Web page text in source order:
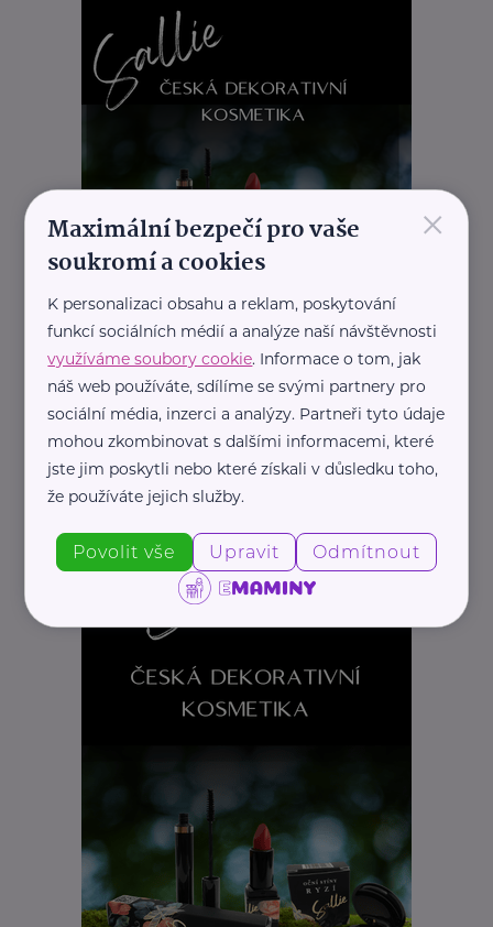
REKLAMA
×
Maximální bezpečí pro vaše
soukromí a cookies
K personalizaci obsahu a reklam, poskytování
funkcí sociálních médií a analýze naší návštěvnosti
využíváme soubory cookie. Informace o tom, jak
náš web používáte, sdílíme se svými partnery pro
sociální média, inzerci a analýzy. Partneři tyto údaje
mohou zkombinovat s dalšími informacemi, které
jste jim poskytli nebo které získali v důsledku toho,
že používáte jejich služby.
Povolit vše Upravit Odmítnout